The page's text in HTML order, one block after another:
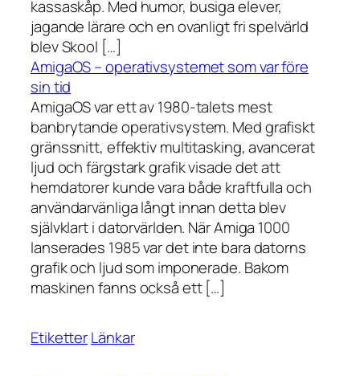
kassaskåp. Med humor, busiga elever,
jagande lärare och en ovanligt fri spelvärld
blev Skool […]
AmigaOS – operativsystemet som var före
sin tid
AmigaOS var ett av 1980-talets mest
banbrytande operativsystem. Med grafiskt
gränssnitt, effektiv multitasking, avancerat
ljud och färgstark grafik visade det att
hemdatorer kunde vara både kraftfulla och
användarvänliga långt innan detta blev
självklart i datorvärlden. När Amiga 1000
lanserades 1985 var det inte bara datorns
grafik och ljud som imponerade. Bakom
maskinen fanns också ett […]
EtiketterLänkar